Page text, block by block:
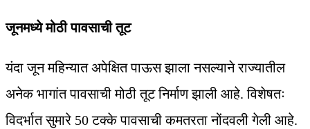
जूनमध्ये मोठी पावसाची तूट
यंदा जून महिन्यात अपेक्षित पाऊस झाला नसल्याने राज्यातील
अनेक भागांत पावसाची मोठी तूट निर्माण झाली आहे. विशेषतः
विदर्भात सुमारे 50 टक्के पावसाची कमतरता नोंदवली गेली आहे.